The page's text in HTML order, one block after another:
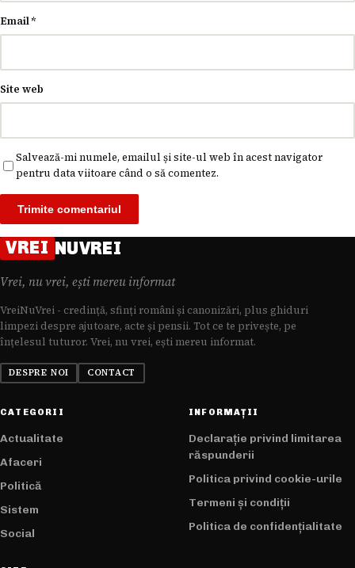
Email*
Site web
Salvează-mi numele, emailul și site-ul web în acest navigator
pentru data viitoare când o să comentez.
VREI NUVREI
Vrei, nu vrei, ești mereu informat
VreiNuVrei - credință, sfinți români și canonizări, plus ghiduri
limpezi despre ajutoare, acte și pensii. Tot ce te privește, pe
înțelesul tuturor. Vrei, nu vrei, ești mereu informat.
DESPRE NOI CONTACT
CATEGORII
Actualitate
Afaceri
Politică
Sistem
Social
INFORMAȚII
Declarație privind limitarea
răspunderii
Politica privind cookie-urile
Termeni și condiții
Politica de confidențialitate